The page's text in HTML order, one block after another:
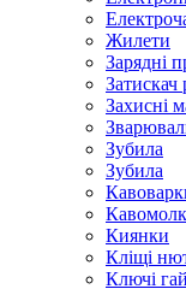
Жилети
Зарядні
Затискач
Захисні
Зубила
Зубила
Киянки
Кліщі
Ключі